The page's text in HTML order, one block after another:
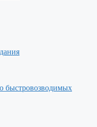
быстровозводимых